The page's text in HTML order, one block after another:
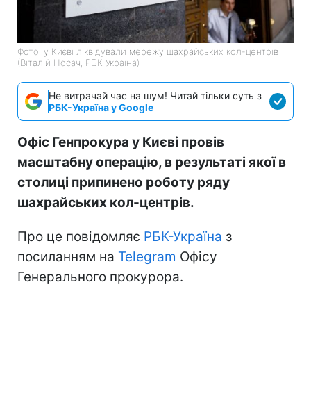
Фото: у Києві ліквідували мережу шахрайських кол-центрів
(Віталій Носач, РБК-Україна)
Не витрачай час на шум! Читай тільки суть з
РБК-Україна у Google
Офіс Генпрокура у Києві провів
масштабну операцію, в результаті якої в
столиці припинено роботу ряду
шахрайських кол-центрів.
Про це повідомляє РБК-Україна з
посиланням на Telegram Офісу
Генерального прокурора.